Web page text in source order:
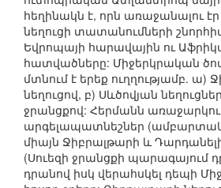
հեղինակն է, որն առաջանալու
նեղուցի տատանումների
Եվրոպայի հարավային ու
հատվածները: Միջերկրական
մտնում է երեք ուղղությամբ. ա)
նեղուցով, բ) Սևծովյան
ջրանցքով: Հերմանն
արգելապատնեշներ
միայն Ջիբրալթարի և
(Սուեզի ջրանցքի պարագայում
դրանով իսկ վերահսկել դեպի